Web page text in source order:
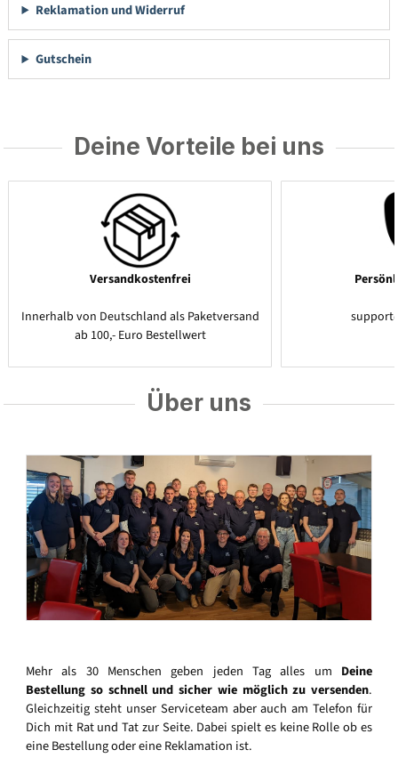
Reklamation und Widerruf
Gutschein
Deine Vorteile bei uns
Versandkostenfrei
Innerhalb von Deutschland als Paketversand
ab 100,- Euro Bestellwert
Über uns
Mehr als 30 Menschen geben jeden Tag alles um Deine
Bestellung so schnell und sicher wie möglich zu versenden.
Gleichzeitig steht unser Serviceteam aber auch am Telefon für
Dich mit Rat und Tat zur Seite. Dabei spielt es keine Rolle ob es
eine Bestellung oder eine Reklamation ist.